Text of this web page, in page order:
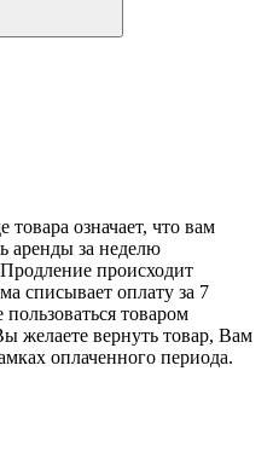
означает, что вам
аренды за неделю
Продление происходит
списывает оплату за 7
товаром
желаете вернуть товар, Вам
оплаченного периода.